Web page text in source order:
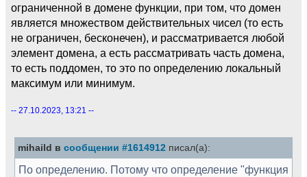
ограниченной в домене функции, при том, что домен
является множеством действительных чисел (то есть
не ограничен, бесконечен), и рассматривается любой
элемент домена, а есть рассматривать часть домена,
то есть поддомен, то это по определению локальный
максимум или минимум.
-- 27.10.2023, 13:21 --
mihaild в сообщении #1614912 писал(а):
По определению. Потому что определение "функция